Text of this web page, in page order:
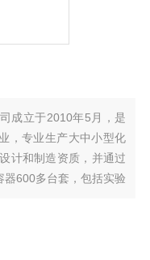
成立于2010年5月，是
，专业生产大中小型化
计和制造资质，并通过
600多台套，包括实验